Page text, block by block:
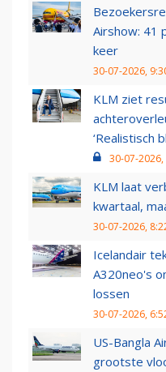
Airshow: 41
keer
30-07-2026,
KLM ziet
‘Realistisch
30-07-2026,
KLM laat
kwartaal,
30-07-2026,
Icelandair
A320neo's
lossen
30-07-2026,
US-Bangla
grootste